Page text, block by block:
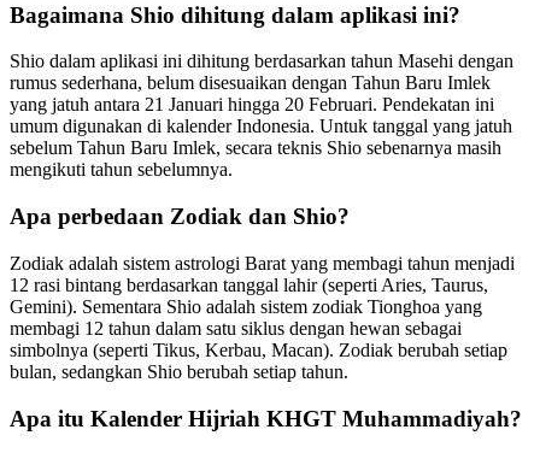
Bagaimana Shio dihitung dalam aplikasi ini?
Shio dalam aplikasi ini dihitung berdasarkan tahun Masehi dengan
rumus sederhana, belum disesuaikan dengan Tahun Baru Imlek
yang jatuh antara 21 Januari hingga 20 Februari. Pendekatan ini
umum digunakan di kalender Indonesia. Untuk tanggal yang jatuh
sebelum Tahun Baru Imlek, secara teknis Shio sebenarnya masih
mengikuti tahun sebelumnya.
Apa perbedaan Zodiak dan Shio?
Zodiak adalah sistem astrologi Barat yang membagi tahun menjadi
12 rasi bintang berdasarkan tanggal lahir (seperti Aries, Taurus,
Gemini). Sementara Shio adalah sistem zodiak Tionghoa yang
membagi 12 tahun dalam satu siklus dengan hewan sebagai
simbolnya (seperti Tikus, Kerbau, Macan). Zodiak berubah setiap
bulan, sedangkan Shio berubah setiap tahun.
Apa itu Kalender Hijriah KHGT Muhammadiyah?